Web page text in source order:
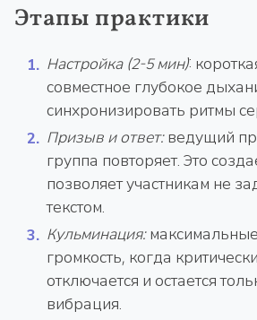
Этапы практики
Настройка (2-5 мин):
совместное глубокое
синхронизировать ритмы
Призыв и ответ:ведущий
группа повторяет. Это
позволяет участникам не
текстом.
Кульминация:
громкость, когда
отключается и остается
вибрация.